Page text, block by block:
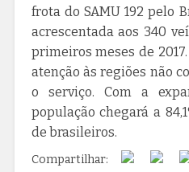
frota do SAMU 192 pelo
acrescentada aos 340
primeiros meses de
atenção às regiões não
o serviço. Com a
população chegará a
de brasileiros.
Compartilhar: